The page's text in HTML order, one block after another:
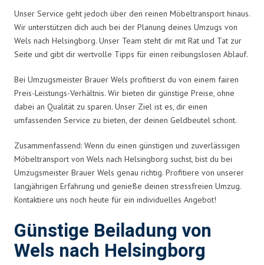
Unser Service geht jedoch über den reinen Möbeltransport hinaus.
Wir unterstützen dich auch bei der Planung deines Umzugs von
Wels nach Helsingborg. Unser Team steht dir mit Rat und Tat zur
Seite und gibt dir wertvolle Tipps für einen reibungslosen Ablauf.
Bei Umzugsmeister Brauer Wels profitierst du von einem fairen
Preis-Leistungs-Verhältnis. Wir bieten dir günstige Preise, ohne
dabei an Qualität zu sparen. Unser Ziel ist es, dir einen
umfassenden Service zu bieten, der deinen Geldbeutel schont.
Zusammenfassend: Wenn du einen günstigen und zuverlässigen
Möbeltransport von Wels nach Helsingborg suchst, bist du bei
Umzugsmeister Brauer Wels genau richtig. Profitiere von unserer
langjährigen Erfahrung und genieße deinen stressfreien Umzug.
Kontaktiere uns noch heute für ein individuelles Angebot!
Günstige Beiladung von
Wels nach Helsingborg